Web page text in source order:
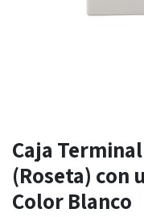
Caja
(Roseta) con
Color Blanco